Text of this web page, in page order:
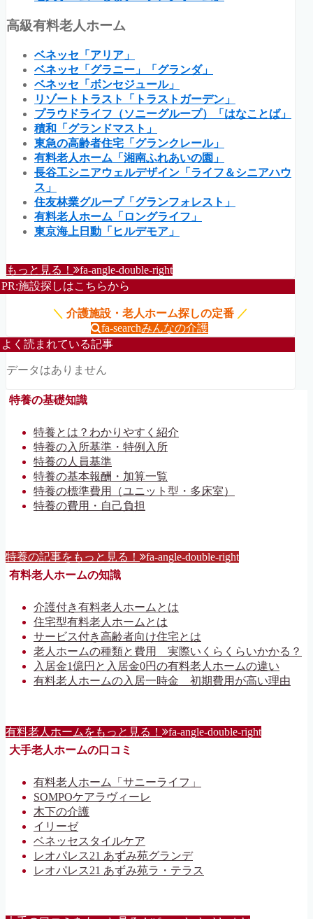
高級有料老人ホーム
ベネッセ「アリア」
ベネッセ「グラニー」「グランダ」
ベネッセ「ボンセジュール」
リゾートトラスト「トラストガーデン」
プラウドライフ（ソニーグループ）「はなことば」
積和「グランドマスト」
東急の高齢者住宅「グランクレール」
有料老人ホーム「湘南ふれあいの園」
長谷工シニアウェルデザイン「ライフ＆シニアハウ
ス」
住友林業グループ「グランフォレスト」
有料老人ホーム「ロングライフ」
東京海上日動「ヒルデモア」
もっと見る！ fa-angle-double-right
PR:施設探しはこちらから
＼ 介護施設・老人ホーム探しの定番 ／
fa-searchみんなの介護
よく読まれている記事
データはありません
特養の基礎知識
特養とは？わかりやすく紹介
特養の入所基準・特例入所
特養の人員基準
特養の基本報酬・加算一覧
特養の標準費用（ユニット型・多床室）
特養の費用・自己負担
特養の記事をもっと見る！ fa-angle-double-right
有料老人ホームの知識
介護付き有料老人ホームとは
住宅型有料老人ホームとは
サービス付き高齢者向け住宅とは
老人ホームの種類と費用 実際いくらくらいかかる？
入居金1億円と入居金0円の有料老人ホームの違い
有料老人ホームの入居一時金 初期費用が高い理由
有料老人ホームをもっと見る！ fa-angle-double-right
大手老人ホームの口コミ
有料老人ホーム「サニーライフ」
SOMPOケアラヴィーレ
木下の介護
イリーゼ
ベネッセスタイルケア
レオパレス21 あずみ苑グランデ
レオパレス21 あずみ苑ラ・テラス